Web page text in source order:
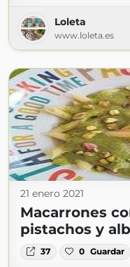
Loleta
www.loleta.es
21 enero 2021
Macarrones
pistachos y
37 0 Guardar